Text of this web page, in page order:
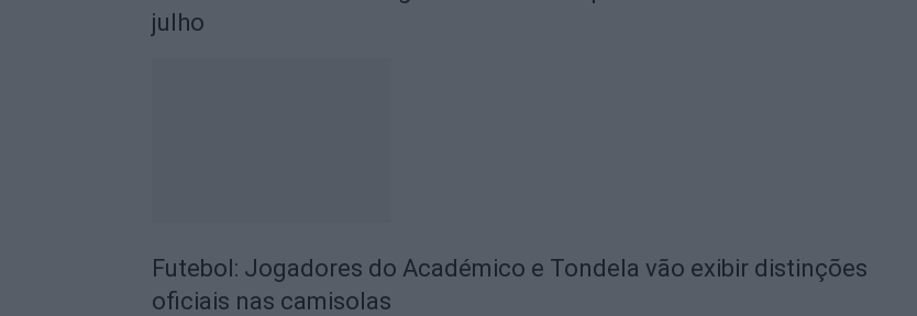
julho
Futebol: Jogadores do Académico e Tondela vão exibir distinções
oficiais nas camisolas